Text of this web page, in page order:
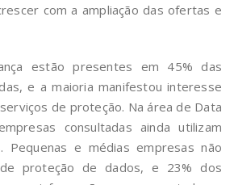
com a ampliação das ofertas e
estão presentes em 45% das
e a maioria manifestou interesse
de proteção. Na área de Data
consultadas ainda utilizam
Pequenas e médias empresas não
proteção de dados, e 23% dos